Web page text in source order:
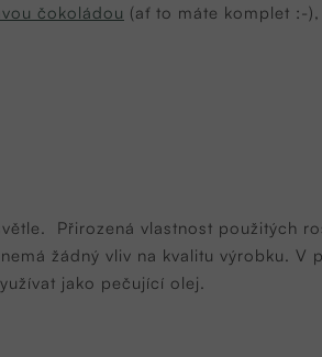
čokoládou (ať to máte komplet :-
Přirozená vlastnost použitých
žádný vliv na kvalitu výrobku. V
jako pečující olej.